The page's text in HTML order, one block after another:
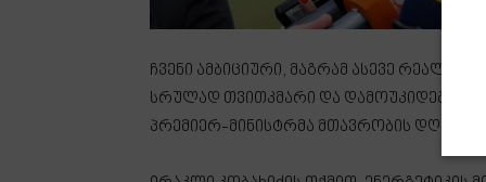
ჩვენი ამბიციური, მაგრამ ასევე
სრულად თვითკმარი და დამოუკიდებელი
პრემიერ-მინისტრმა მთავრობის